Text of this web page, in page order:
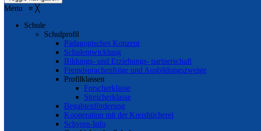
Menu ≡ ╳
Schule
Schulprofil
Pädagogisches Konzept
Schulentwicklung
Bildungs- und Erziehungs- partnerschaft
Fremdsprachenfolge und Ausbildungszweige
Profilklassen
Forscherklasse
Streicherklasse
Begabtenförderung
Kooperation mit der Kreisbücherei
Schyren-Info